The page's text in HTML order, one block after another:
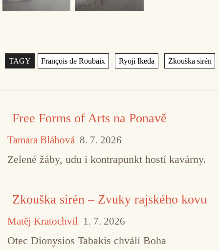
Štítky
Free Forms of Arts na Ponavě
Tamara Bláhová 8. 7. 2026
Zelené žáby, udu i kontrapunkt hostí kavárny.
Zkouška sirén – Zvuky rajského kovu
Matěj Kratochvíl 1. 7. 2026
Otec Dionysios Tabakis chválí Boha